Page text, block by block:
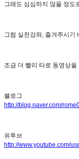
그래도 심심하지 않을 정도
그럼 실전강좌, 즐겨주시기
조금 더 빨리 타로 동영상
블로그
http://blog.naver.com/
유투브
http://www.youtube.com/